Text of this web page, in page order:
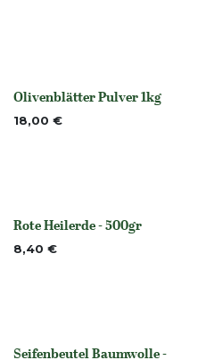
None
Olivenblätter Pulver 1kg
18,00 €
None
Rote Heilerde - 500gr
8,40 €
Seifenbeutel Baumwolle -